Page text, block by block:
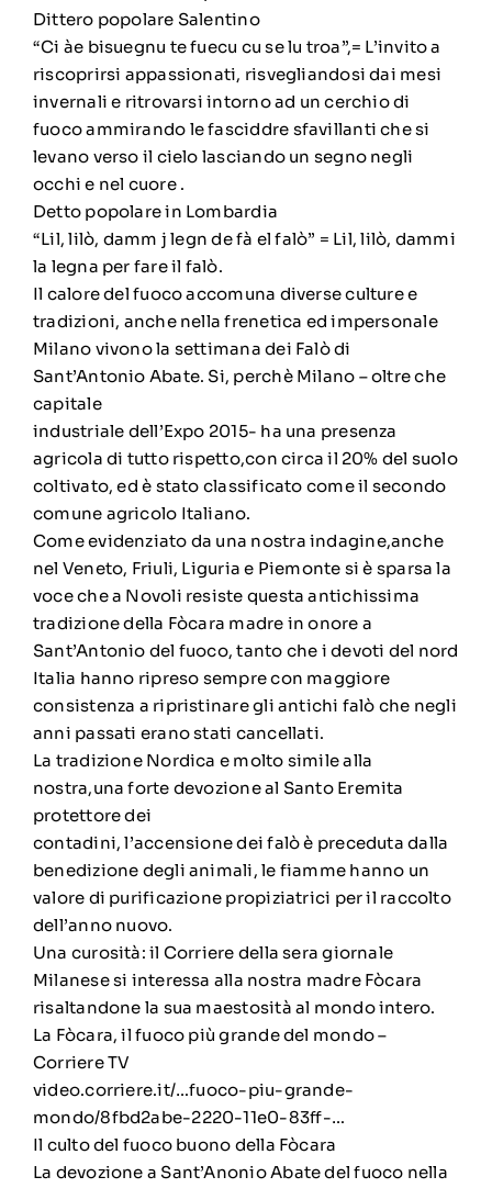
Dittero popolare Salentino
“Ci àe bisuegnu te fuecu cu se lu troa”,= L’invito a
riscoprirsi appassionati, risvegliandosi dai mesi
invernali e ritrovarsi intorno ad un cerchio di
fuoco ammirando le fasciddre sfavillanti che si
levano verso il cielo lasciando un segno negli
occhi e nel cuore .
Detto popolare in Lombardia
“Lil, lilò, damm j legn de fà el falò” = Lil, lilò, dammi
la legna per fare il falò.
Il calore del fuoco accomuna diverse culture e
tradizioni, anche nella frenetica ed impersonale
Milano vivono la settimana dei Falò di
Sant’Antonio Abate. Si, perchè Milano – oltre che
capitale
industriale dell’Expo 2015- ha una presenza
agricola di tutto rispetto,con circa il 20% del suolo
coltivato, ed è stato classificato come il secondo
comune agricolo Italiano.
Come evidenziato da una nostra indagine,anche
nel Veneto, Friuli, Liguria e Piemonte si è sparsa la
voce che a Novoli resiste questa antichissima
tradizione della Fòcara madre in onore a
Sant’Antonio del fuoco, tanto che i devoti del nord
Italia hanno ripreso sempre con maggiore
consistenza a ripristinare gli antichi falò che negli
anni passati erano stati cancellati.
La tradizione Nordica e molto simile alla
nostra,una forte devozione al Santo Eremita
protettore dei
contadini, l’accensione dei falò è preceduta dalla
benedizione degli animali, le fiamme hanno un
valore di purificazione propiziatrici per il raccolto
dell’anno nuovo.
Una curosità: il Corriere della sera giornale
Milanese si interessa alla nostra madre Fòcara
risaltandone la sua maestosità al mondo intero.
La Fòcara, il fuoco più grande del mondo –
Corriere TV
video.corriere.it/…fuoco-piu-grande-
mondo/8fbd2abe-2220-11e0-83ff-…
Il culto del fuoco buono della Fòcara
La devozione a Sant’Anonio Abate del fuoco nella